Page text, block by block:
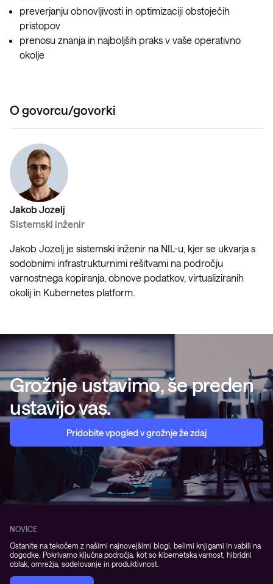
preverjanju obnovljivosti in optimizaciji obstoječih
pristopov
prenosu znanja in najboljših praks v vaše operativno
okolje
O govorcu/govorki
Jakob Jozelj
Sistemski inženir
Jakob Jozelj je sistemski inženir na NIL-u, kjer se ukvarja s
sodobnimi infrastrukturnimi rešitvami na področju
varnostnega kopiranja, obnove podatkov, virtualiziranih
okolij in Kubernetes platform.
Grožnje ustavimo, še preden
ustavijo vas.
Pridobite vpogled v grožnje že zdaj
NOVICE
Ostanite na tekočem z našimi najnovejšimi blogi, belimi knjigami in vabili na
dogodke. Pokrivamo ključna področja, kot so kibernetska varnost, hibridni
oblak, omrežja, sodelovanje in produktivnost.